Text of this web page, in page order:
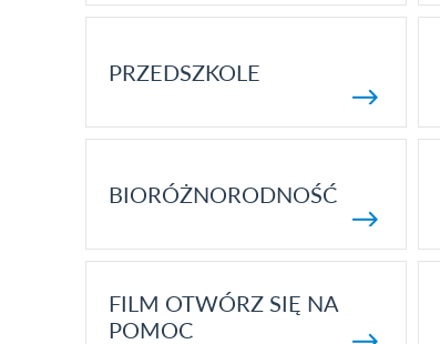
PRZEDSZKOLE
BIORÓŻNORODNOŚĆ
FILM OTWÓRZ SIĘ NA
POMOC